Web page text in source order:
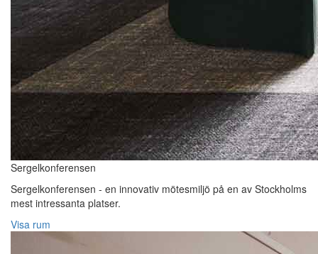
Sergelkonferensen
Sergelkonferensen - en innovativ mötesmiljö på en av Stockholms
mest intressanta platser.
Visa rum